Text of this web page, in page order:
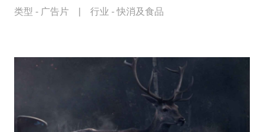
类型 - 广告片 行业 -快消及食品